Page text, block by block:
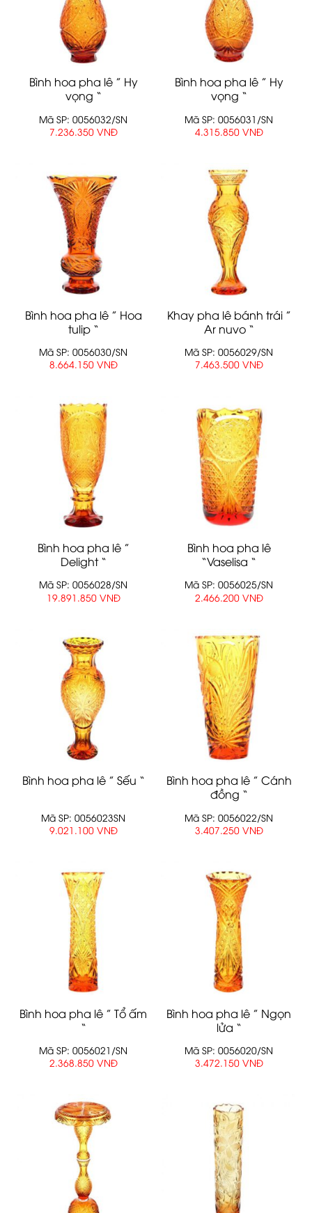
Bình hoa pha lê ” Hy
vọng “
Mã SP: 0056032/SN
7.236.350 VNĐ
Bình hoa pha lê ” Hy
vọng “
Mã SP: 0056031/SN
4.315.850 VNĐ
Bình hoa pha lê ” Hoa
tulip “
Mã SP: 0056030/SN
8.664.150 VNĐ
Khay pha lê bánh trái ”
Ar nuvo “
Mã SP: 0056029/SN
7.463.500 VNĐ
Bình hoa pha lê ”
Delight “
Mã SP: 0056028/SN
19.891.850 VNĐ
Bình hoa pha lê
“Vaselisa “
Mã SP: 0056025/SN
2.466.200 VNĐ
Bình hoa pha lê ” Sếu “
Mã SP: 0056023SN
9.021.100 VNĐ
Bình hoa pha lê ” Cánh
đồng “
Mã SP: 0056022/SN
3.407.250 VNĐ
Bình hoa pha lê ” Tổ ấm
“
Mã SP: 0056021/SN
2.368.850 VNĐ
Bình hoa pha lê ” Ngọn
lửa “
Mã SP: 0056020/SN
3.472.150 VNĐ